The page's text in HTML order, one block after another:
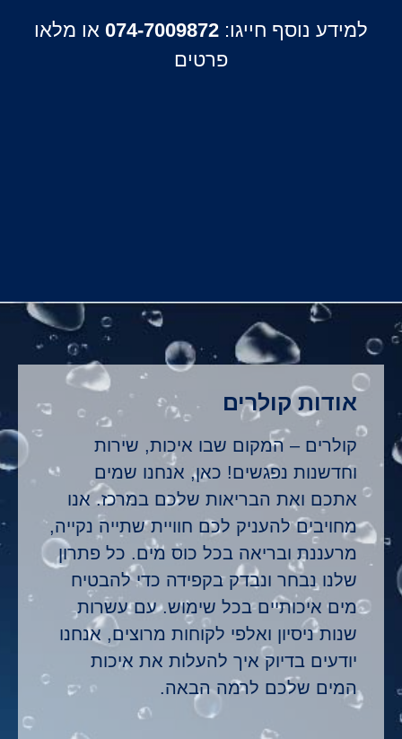
למידע נוסף חייגו: 074-7009872 או מלאו
פרטים
אודות קולרים
קולרים – המקום שבו איכות, שירות
וחדשנות נפגשים! כאן, אנחנו שמים
אתכם ואת הבריאות שלכם במרכז. אנו
מחויבים להעניק לכם חוויית שתייה נקייה,
מרעננת ובריאה בכל כוס מים. כל פתרון
שלנו נבחר ונבדק בקפידה כדי להבטיח
מים איכותיים בכל שימוש. עם עשרות
שנות ניסיון ואלפי לקוחות מרוצים, אנחנו
יודעים בדיוק איך להעלות את איכות
המים שלכם לרמה הבאה.